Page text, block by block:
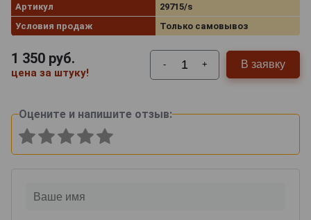
Артикул
29715/s
Условия продаж
Только самовывоз
1 350 руб.
цена за штуку!
- + В заявку
Оцените и напишите отзыв: